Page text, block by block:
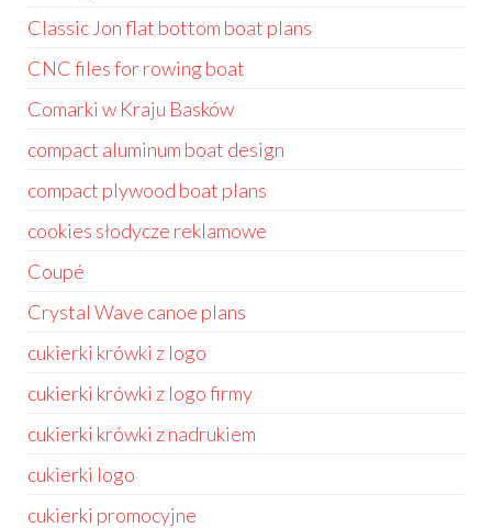
Classic Jon flat bottom boat plans
CNC files for rowing boat
Comarki w Kraju Basków
compact aluminum boat design
compact plywood boat plans
cookies słodycze reklamowe
Coupé
Crystal Wave canoe plans
cukierki krówki z logo
cukierki krówki z logo firmy
cukierki krówki z nadrukiem
cukierki logo
cukierki promocyjne